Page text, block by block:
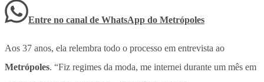
Entre no canal de WhatsApp do Metrópoles
Aos 37 anos, ela relembra todo o processo em entrevista ao
Metrópoles. “Fiz regimes da moda, me internei durante um mês em